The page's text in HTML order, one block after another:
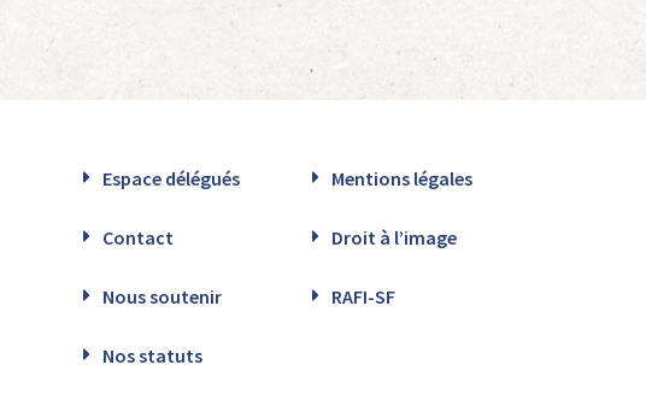
Espace délégués Mentions légales
Contact Droit à l’image
Nous soutenir RAFI-SF
Nos statuts